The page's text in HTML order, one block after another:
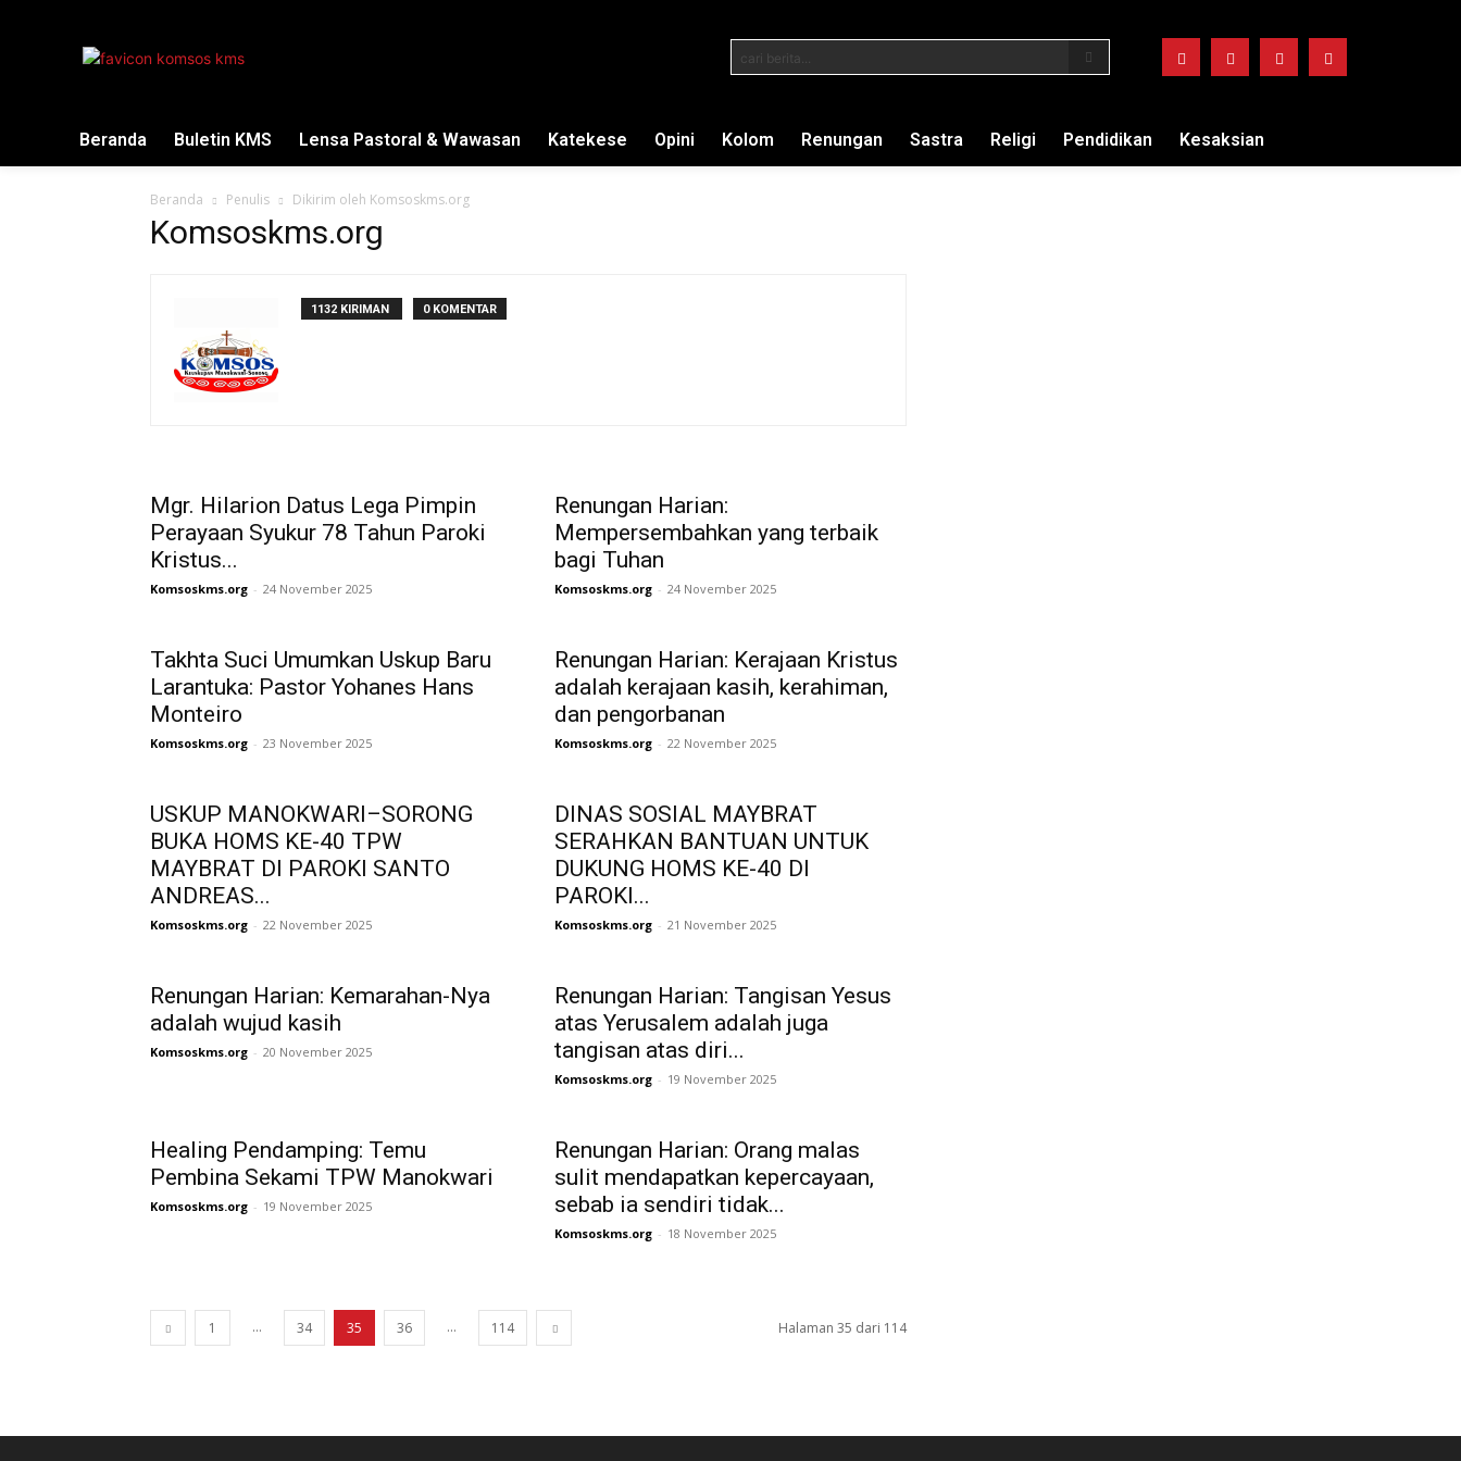
cari berita...
Beranda Buletin KMS Lensa Pastoral & Wawasan Katekese Opini Kolom Renungan Sastra Religi Pendidikan Kesaksian
Beranda Penulis Dikirim oleh Komsoskms.org
Komsoskms.org
1132 KIRIMAN 0 KOMENTAR
Mgr. Hilarion Datus Lega Pimpin
Perayaan Syukur 78 Tahun Paroki
Kristus...
Komsoskms.org - 24 November 2025
Renungan Harian:
Mempersembahkan yang terbaik
bagi Tuhan
Komsoskms.org - 24 November 2025
Takhta Suci Umumkan Uskup Baru
Larantuka: Pastor Yohanes Hans
Monteiro
Komsoskms.org - 23 November 2025
Renungan Harian: Kerajaan Kristus
adalah kerajaan kasih, kerahiman,
dan pengorbanan
Komsoskms.org - 22 November 2025
USKUP MANOKWARI–SORONG
BUKA HOMS KE-40 TPW
MAYBRAT DI PAROKI SANTO
ANDREAS...
Komsoskms.org - 22 November 2025
DINAS SOSIAL MAYBRAT
SERAHKAN BANTUAN UNTUK
DUKUNG HOMS KE-40 DI
PAROKI...
Komsoskms.org - 21 November 2025
Renungan Harian: Kemarahan-Nya
adalah wujud kasih
Komsoskms.org - 20 November 2025
Renungan Harian: Tangisan Yesus
atas Yerusalem adalah juga
tangisan atas diri...
Komsoskms.org - 19 November 2025
Healing Pendamping: Temu
Pembina Sekami TPW Manokwari
Komsoskms.org - 19 November 2025
Renungan Harian: Orang malas
sulit mendapatkan kepercayaan,
sebab ia sendiri tidak...
Komsoskms.org - 18 November 2025
1 ... 34 35 36 ... 114 Halaman 35 dari 114